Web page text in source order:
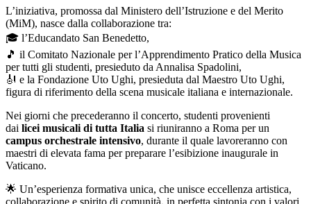
L’iniziativa, promossa dal Ministero dell’Istruzione e del Merito
(MiM), nasce dalla collaborazione tra:
🎓 l’Educandato San Benedetto,
🎵 il Comitato Nazionale per l’Apprendimento Pratico della Musica
per tutti gli studenti, presieduto da Annalisa Spadolini,
🎻 e la Fondazione Uto Ughi, presieduta dal Maestro Uto Ughi,
figura di riferimento della scena musicale italiana e internazionale.
Nei giorni che precederanno il concerto, studenti provenienti
dai licei musicali di tutta Italia si riuniranno a Roma per un
campus orchestrale intensivo, durante il quale lavoreranno con
maestri di elevata fama per preparare l’esibizione inaugurale in
Vaticano.
🌟 Un’esperienza formativa unica, che unisce eccellenza artistica,